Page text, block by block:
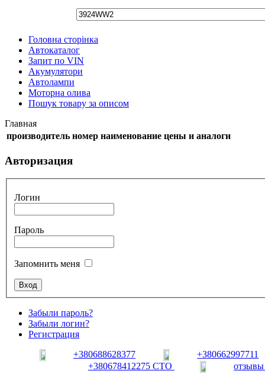
Головна сторінка
Автокаталог
Запит по VIN
Акумулятори
Автолампи
Моторна олива
Пошук товару за описом
Главная
производитель номер наименование цены и аналоги
Авторизация
Логин
Пароль
Запомнить меня
Забыли пароль?
Забыли логин?
Регистрация
+380688628377
+380662997711
+380678412275 СТО